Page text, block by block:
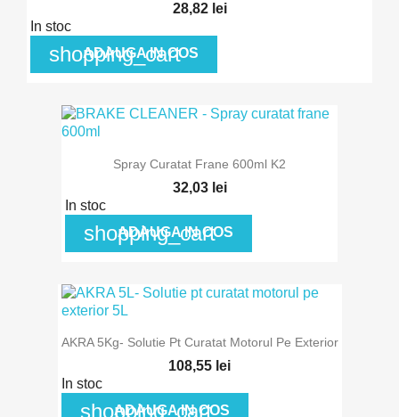
28,82 lei
In stoc
shopping_cart
ADAUGA IN COS
Spray Curatat Frane 600ml K2
32,03 lei
In stoc
shopping_cart
ADAUGA IN COS
AKRA 5Kg- Solutie Pt Curatat Motorul Pe Exterior
108,55 lei
In stoc
shopping_cart
ADAUGA IN COS